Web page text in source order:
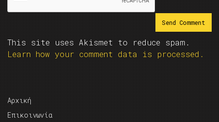
This site uses Akismet to reduce spam.
Learn how your comment data is processed.
Αρχική
Επικοινωνία